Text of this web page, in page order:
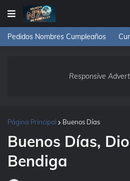
Pedidos Nombres Cumpleaños
Responsive
Página Principal Buenos Días
Buenos Días,
Bendiga